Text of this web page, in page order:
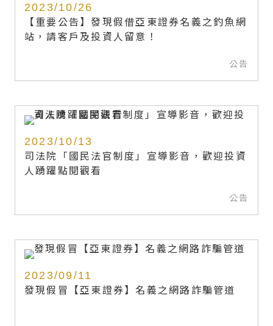
2023/10/26
【重要公告】發現假借亞東證券名義之釣魚網
站，請客戶及投資人留意！
公告
2023/10/13
司法院「國民法官制度」宣導影音，歡迎投資
人踴躍點閱觀看
公告
2023/09/11
發現假冒【亞東證券】名義之網路詐騙管道